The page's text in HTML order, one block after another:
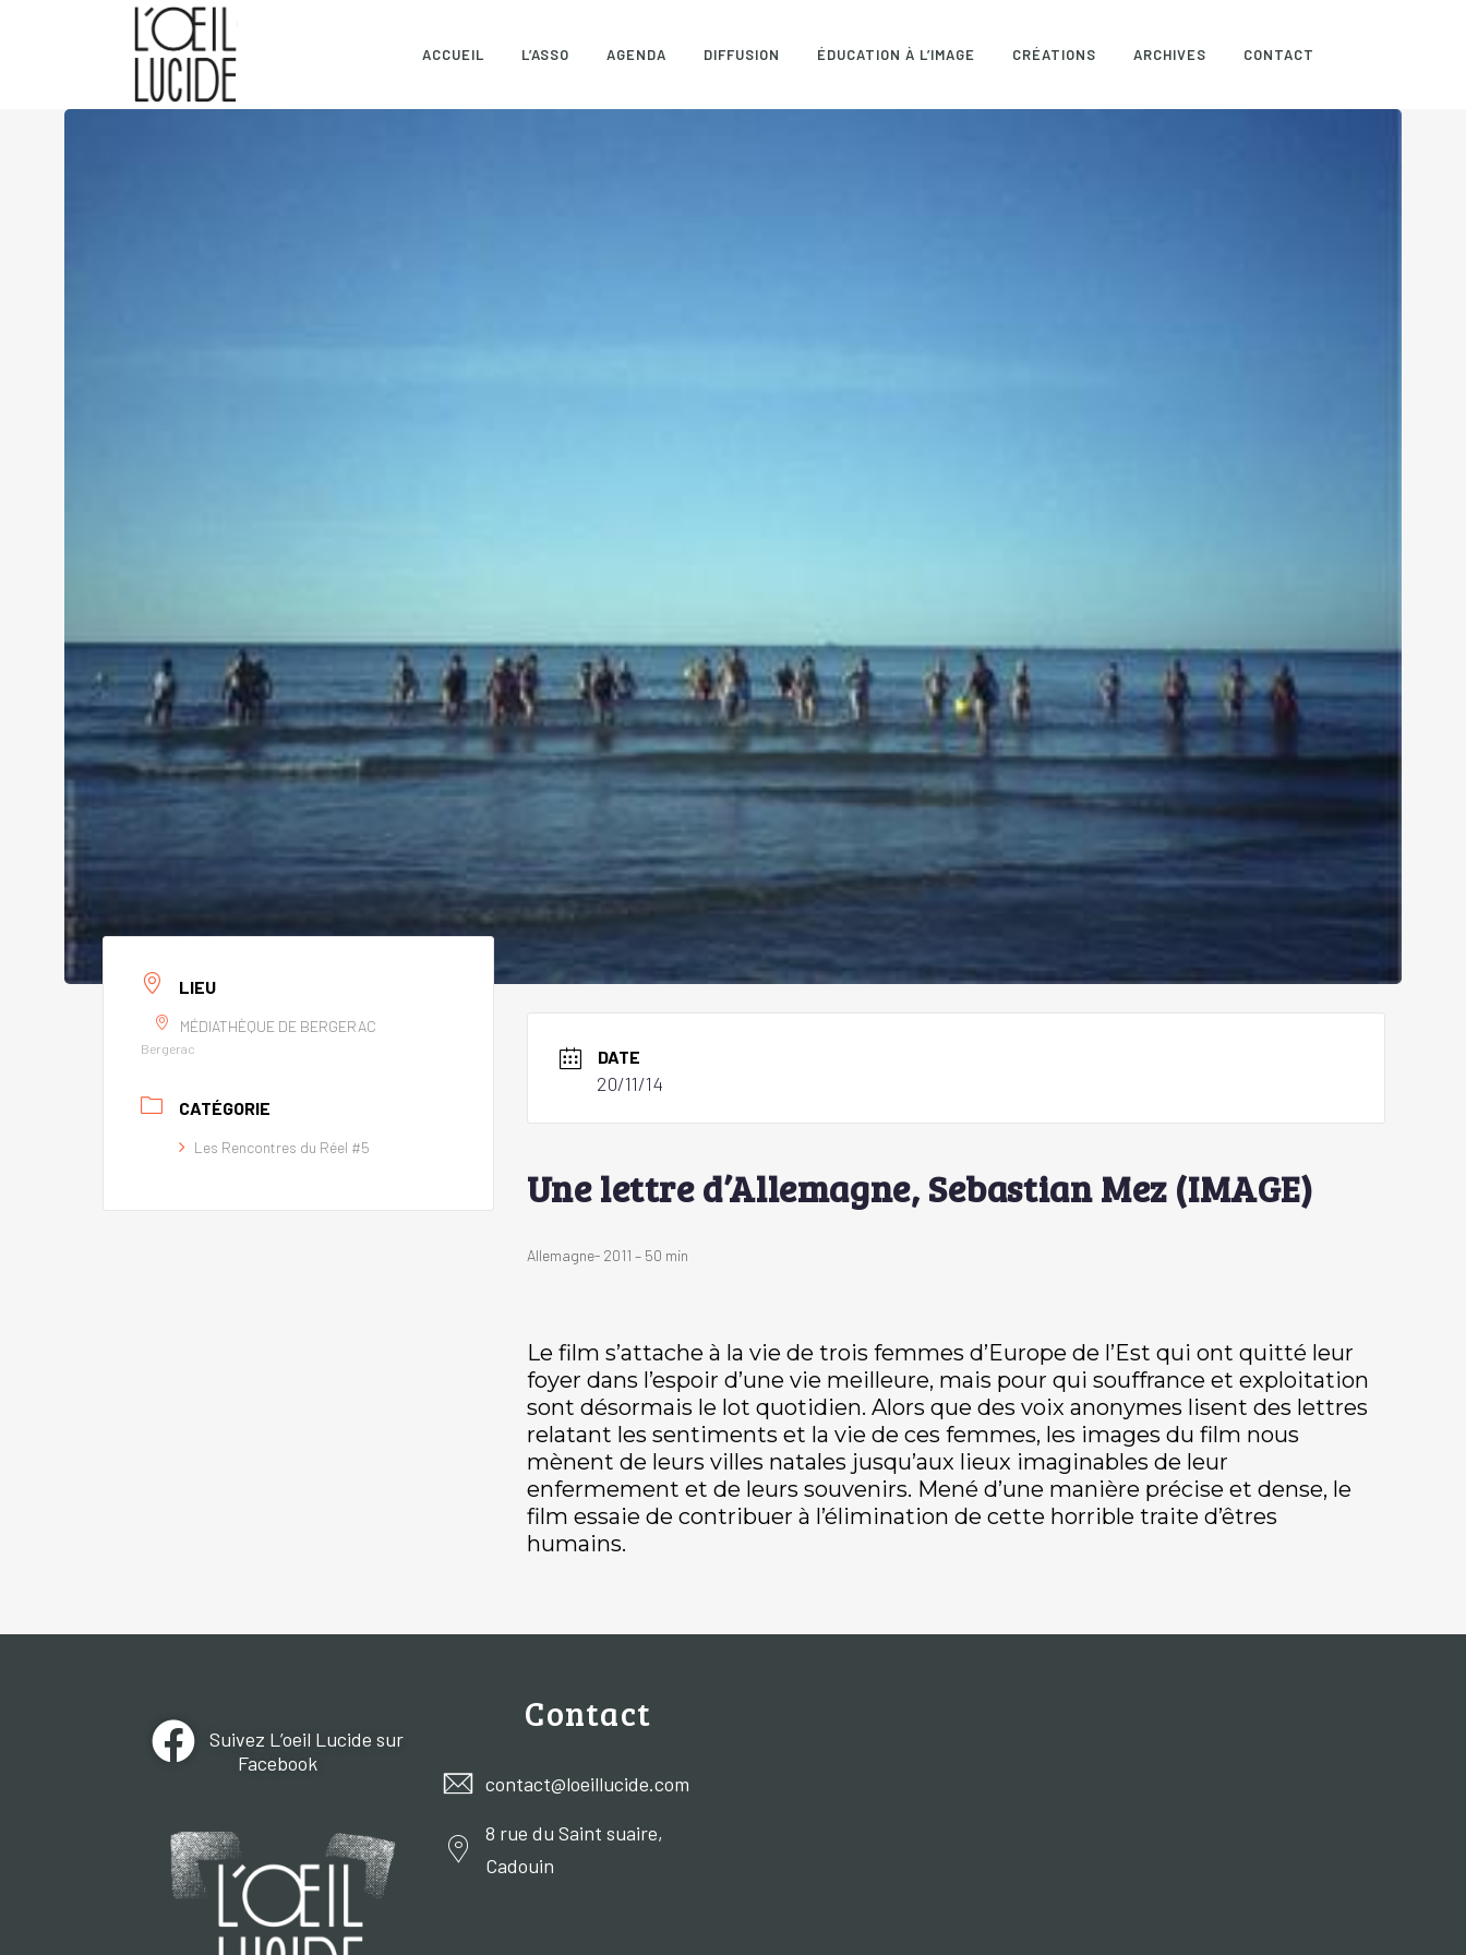
ACCUEIL L’ASSO AGENDA DIFFUSION ÉDUCATION À L’IMAGE CRÉATIONS ARCHIVES CONTACT
LIEU
MÉDIATHÈQUE DE BERGERAC
Bergerac
CATÉGORIE
Les Rencontres du Réel #5
DATE
20/11/14
Une lettre d’Allemagne, Sebastian Mez (IMAGE)
Allemagne- 2011 – 50 min
Le film s’attache à la vie de trois femmes d’Europe de l’Est qui ont quitté leur
foyer dans l’espoir d’une vie meilleure, mais pour qui souffrance et exploitation
sont désormais le lot quotidien. Alors que des voix anonymes lisent des lettres
relatant les sentiments et la vie de ces femmes, les images du film nous
mènent de leurs villes natales jusqu’aux lieux imaginables de leur
enfermement et de leurs souvenirs. Mené d’une manière précise et dense, le
film essaie de contribuer à l’élimination de cette horrible traite d’êtres
humains.
Suivez L’oeil Lucide sur
Facebook
Contact
contact@loeillucide.com
8 rue du Saint suaire,
Cadouin